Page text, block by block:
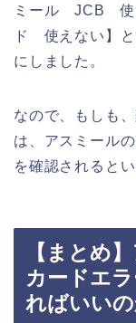
ミール JCB 使
ド 使えない】と
にしました。
なので、もしも
は、アスミール
を確認されると
【まとめ
カードエ
ればいいの